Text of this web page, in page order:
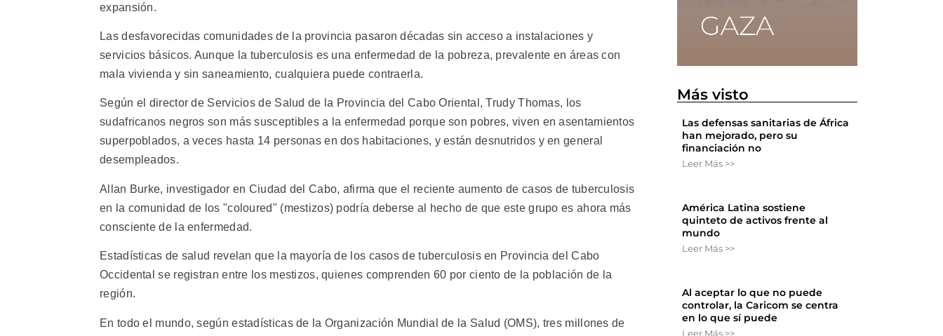
expansión.
Las desfavorecidas comunidades de la provincia pasaron décadas sin acceso a instalaciones y
servicios básicos. Aunque la tuberculosis es una enfermedad de la pobreza, prevalente en áreas con
mala vivienda y sin saneamiento, cualquiera puede contraerla.
Según el director de Servicios de Salud de la Provincia del Cabo Oriental, Trudy Thomas, los
sudafricanos negros son más susceptibles a la enfermedad porque son pobres, viven en asentamientos
superpoblados, a veces hasta 14 personas en dos habitaciones, y están desnutridos y en general
desempleados.
Allan Burke, investigador en Ciudad del Cabo, afirma que el reciente aumento de casos de tuberculosis
en la comunidad de los "coloured" (mestizos) podría deberse al hecho de que este grupo es ahora más
consciente de la enfermedad.
Estadísticas de salud revelan que la mayoría de los casos de tuberculosis en Provincia del Cabo
Occidental se registran entre los mestizos, quienes comprenden 60 por ciento de la población de la
región.
En todo el mundo, según estadísticas de la Organización Mundial de la Salud (OMS), tres millones de
Más visto
Las defensas sanitarias de África
han mejorado, pero su
financiación no
Leer Más >>
América Latina sostiene
quinteto de activos frente al
mundo
Leer Más >>
Al aceptar lo que no puede
controlar, la Caricom se centra
en lo que sí puede
Leer Más >>